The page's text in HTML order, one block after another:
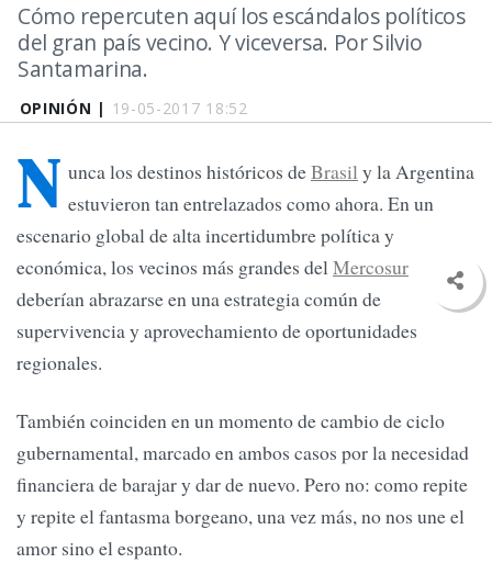
OPINIÓN | 19-05-2017 18:52
Cómo repercuten aquí los escándalos políticos
del gran país vecino. Y viceversa. Por Silvio
Santamarina.
N unca los destinos históricos deBrasil y la Argentina
estuvieron tan entrelazados como ahora. En un
escenario global de alta incertidumbre política y
económica, los vecinos más grandes delMercosur
deberían abrazarse en una estrategia común de
supervivencia y aprovechamiento de oportunidades
regionales.
También coinciden en un momento de cambio de ciclo
gubernamental, marcado en ambos casos por la necesidad
financiera de barajar y dar de nuevo. Pero no: como repite
y repite el fantasma borgeano, una vez más, no nos une el
amor sino el espanto.